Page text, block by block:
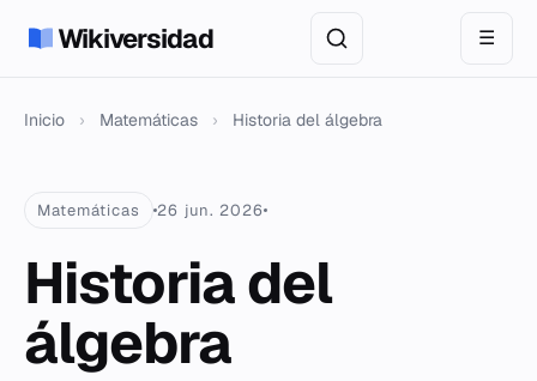
Wikiversidad ☰
Inicio › Matemáticas › Historia del álgebra
Matemáticas 26 jun. 2026
Historia del
álgebra